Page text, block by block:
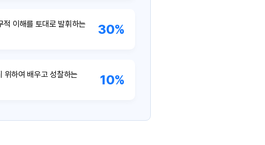
적 이해를 토대로 발휘하는
30%
위하여 배우고 성찰하는
10%